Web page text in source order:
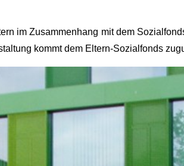
im Zusammenhang mit dem
kommt dem Eltern-Sozialfonds